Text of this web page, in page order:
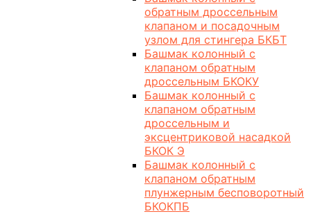
обратным дроссельным
клапаном и посадочным
узлом для стингера БКБТ
Башмак колонный с
клапаном обратным
дроссельным БКОКУ
Башмак колонный с
клапаном обратным
дроссельным и
эксцентриковой насадкой
БКОК Э
Башмак колонный с
клапаном обратным
плунжерным бесповоротный
БКОКПБ